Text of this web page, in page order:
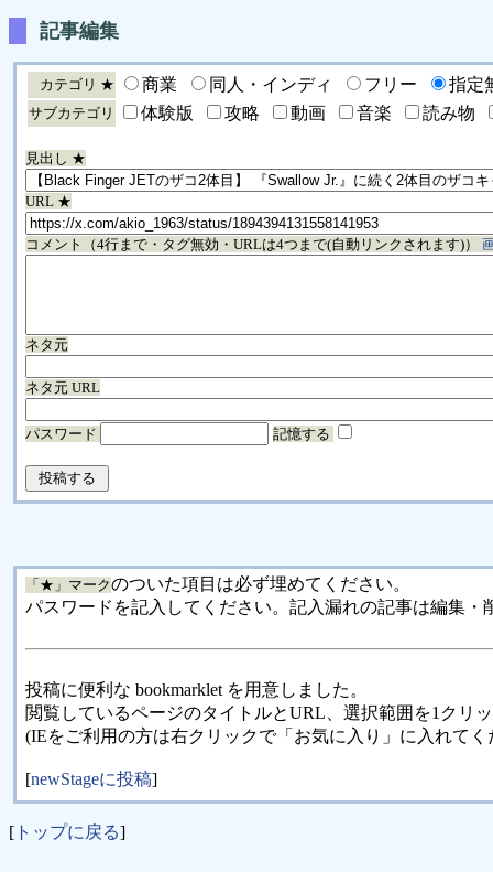
記事編集
カテゴリ ★ 商業 同人・インディ フリー 指定
サブカテゴリ 体験版 攻略 動画 音楽 読み物
見出し ★
URL ★
コメント（4行まで・タグ無効・URLは4つまで(自動リンクされます)）
ネタ元
ネタ元 URL
パスワード 記憶する
「★」マークのついた項目は必ず埋めてください。
パスワードを記入してください。記入漏れの記事は編集・
投稿に便利な bookmarklet を用意しました。
閲覧しているページのタイトルとURL、選択範囲を1クリ
(IEをご利用の方は右クリックで「お気に入り」に入れてく
[newStageに投稿]
[ トップに戻る]